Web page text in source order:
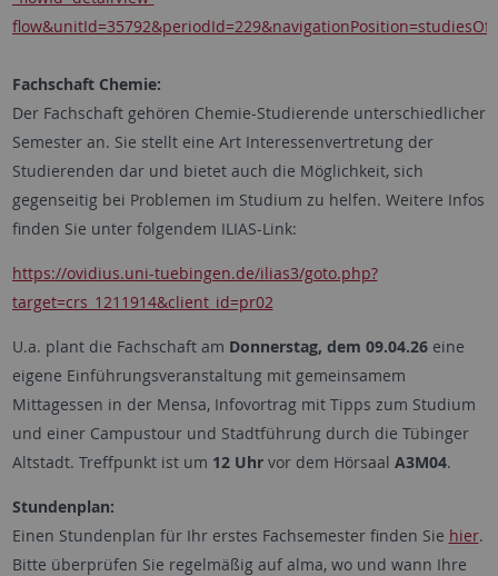
Fachschaft Chemie:
Der Fachschaft gehören Chemie-Studierende unterschiedlicher
Semester an. Sie stellt eine Art Interessenvertretung der
Studierenden dar und bietet auch die Möglichkeit, sich
gegenseitig bei Problemen im Studium zu helfen. Weitere Infos
finden Sie unter folgendem ILIAS-Link:
https://ovidius.uni-tuebingen.de/ilias3/goto.php?
target=crs_1211914&client_id=pr02
U.a. plant die Fachschaft am Donnerstag, dem 09.04.26eine
eigene Einführungsveranstaltung mit gemeinsamem
Mittagessen in der Mensa, Infovortrag mit Tipps zum Studium
und einer Campustour und Stadtführung durch die Tübinger
Altstadt. Treffpunkt ist um 12 Uhrvor dem Hörsaal A3M04.
Stundenplan:
Einen Stundenplan für Ihr erstes Fachsemester finden Sie hier.
Bitte überprüfen Sie regelmäßig auf alma, wo und wann Ihre